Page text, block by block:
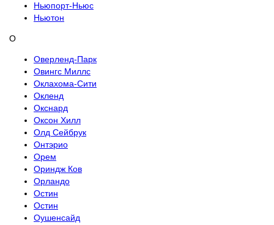
Ньюпорт-Ньюс
Ньютон
О
Оверленд-Парк
Овингс Миллс
Оклахома-Сити
Окленд
Окснард
Оксон Хилл
Олд Сейбрук
Онтэрио
Орем
Ориндж Ков
Орландо
Остин
Остин
Оушенсайд